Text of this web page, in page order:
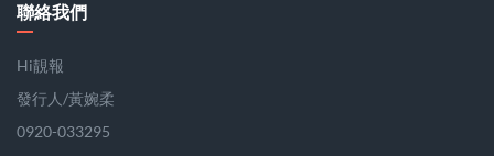
聯絡我們
Hi靚報
發行人/黃婉柔
0920-033295